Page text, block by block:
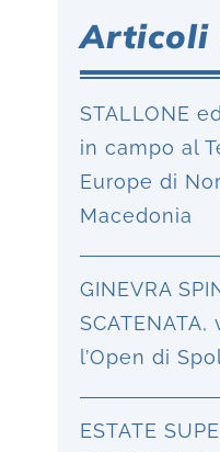
Articoli
STALLONE
in campo al
Europe di
Macedonia
GINEVRA
l’Open di
ESTATE